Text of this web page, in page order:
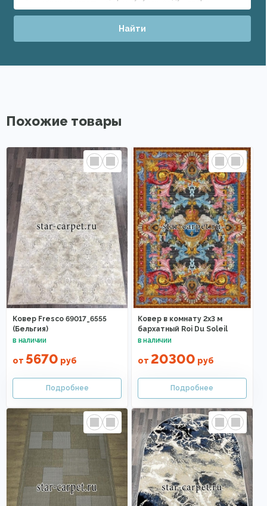
Найти
Похожие товары
Ковер Fresco 69017_6555
(Бельгия)
от 5670 руб
Ковер в комнату 2х3 м
бархатный Roi Du Soleil
от 20300 руб